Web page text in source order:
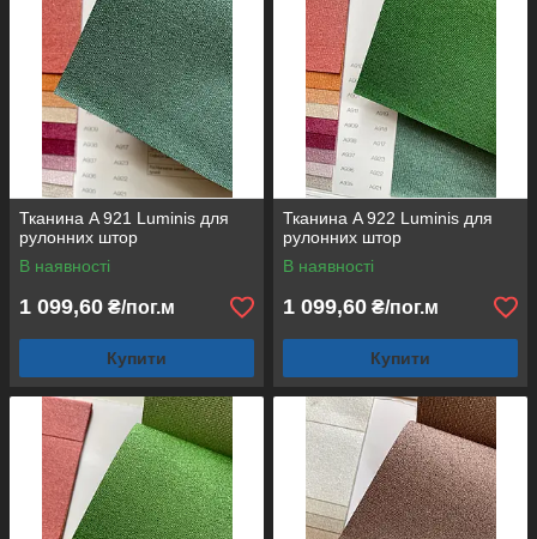
Тканина A 921 Luminis для
рулонних штор
В наявності
1 099,60 ₴/пог.м
Купити
Тканина A 922 Luminis для
рулонних штор
В наявності
1 099,60 ₴/пог.м
Купити